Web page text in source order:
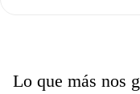
Este es un bonito segundo
Lo que más nos